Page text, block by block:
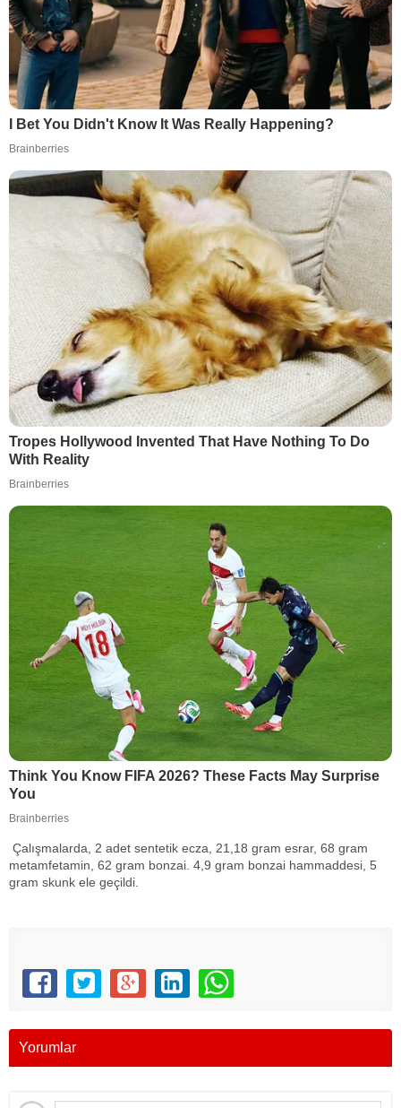
Çalışmalarda, 2 adet sentetik ecza, 21,18 gram esrar, 68 gram
metamfetamin, 62 gram bonzai. 4,9 gram bonzai hammaddesi, 5
gram skunk ele geçildi.
Yorumlar